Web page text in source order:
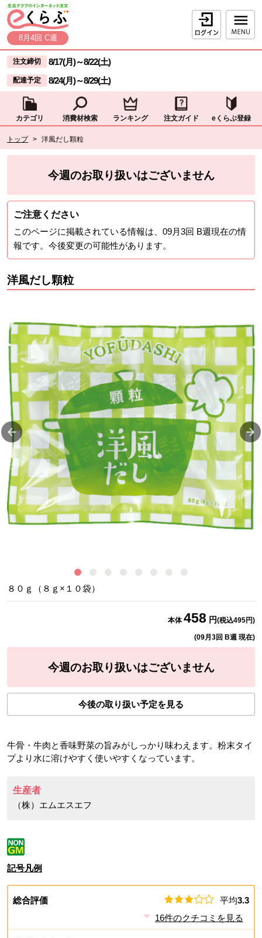
ページの先頭です。
本文へジャンプする。
8月4回 C週
ログイン
ここからサイト内共通メニューです。
サイト内共通メニューをスキップする
注文締切 8/17(月)～8/22(土)
配達予定 8/24(月)～8/29(土)
カテゴリ 消費材検索 ランキング 注文ガイド eくらぶ登録
トップ > 洋風だし顆粒
現在位置ここまで
今週のお取り扱いはございません
ご注意ください
このページに掲載されている情報は、 09月3回 B週現在の情
報です。今後変更の可能性があります。
洋風だし顆粒
８０ｇ（８ｇ×１０袋）
本体458 円(税込495円)
(09月3回 B週 現在)
今週のお取り扱いはございません
今後の取り扱い予定を見る
牛骨・牛肉と香味野菜の旨みがしっかり味わえます。粉末タイ
プより水に溶けやすく使いやすくなっています。
生産者
（株）エムエスエフ
記号凡例
総合評価 平均3.3
16件のクチコミを見る